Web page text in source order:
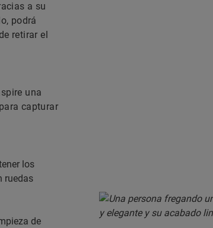
a su
podrá
retirar el
una
capturar
los
ruedas
de